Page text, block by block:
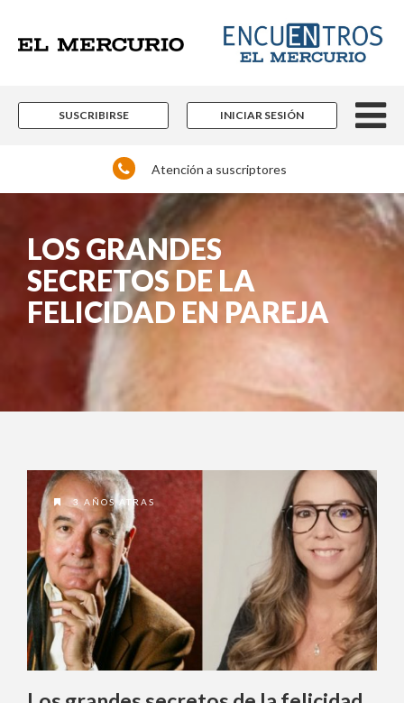
SUSCRIBIRSE INICIAR SESIÓN
Atención a suscriptores
LOS GRANDES
SECRETOS DE LA
FELICIDAD EN PAREJA
3 AÑOS ATRAS